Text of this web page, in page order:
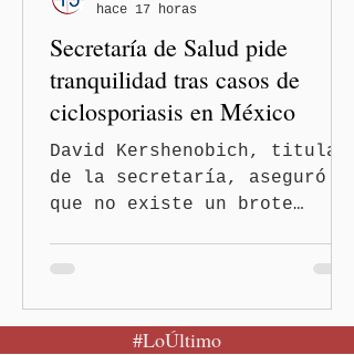
Secretaría de Salud pide
tranquilidad tras casos de
ciclosporiasis en México
David Kershenobich, titular
de la secretaría, aseguró
que no existe un brote
secretario de Salud
federal, David Kershenobich
hace 17 horas
#LoÚltimo